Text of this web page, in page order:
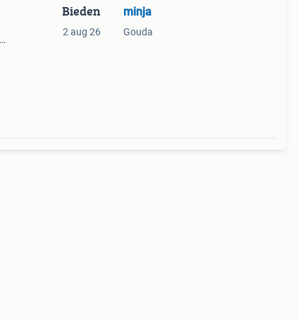
Bieden
2 aug 26
minja
Gouda